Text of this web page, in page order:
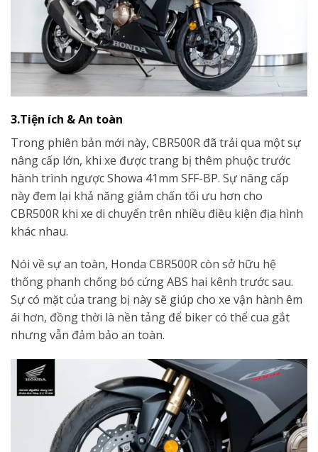
3.Tiện ích & An toàn
Trong phiên bản mới này, CBR500R đã trải qua một sự
nâng cấp lớn, khi xe được trang bị thêm phuộc trước
hành trình ngược Showa 41mm SFF-BP. Sự nâng cấp
này đem lại khả năng giảm chấn tối ưu hơn cho
CBR500R khi xe di chuyển trên nhiều điều kiện địa hình
khác nhau.
Nói về sự an toàn, Honda CBR500R còn sở hữu hệ
thống phanh chống bó cứng ABS hai kênh trước sau.
Sự có mặt của trang bị này sẽ giúp cho xe vận hành êm
ái hơn, đồng thời là nền tảng để biker có thể cua gắt
nhưng vẫn đảm bảo an toàn.